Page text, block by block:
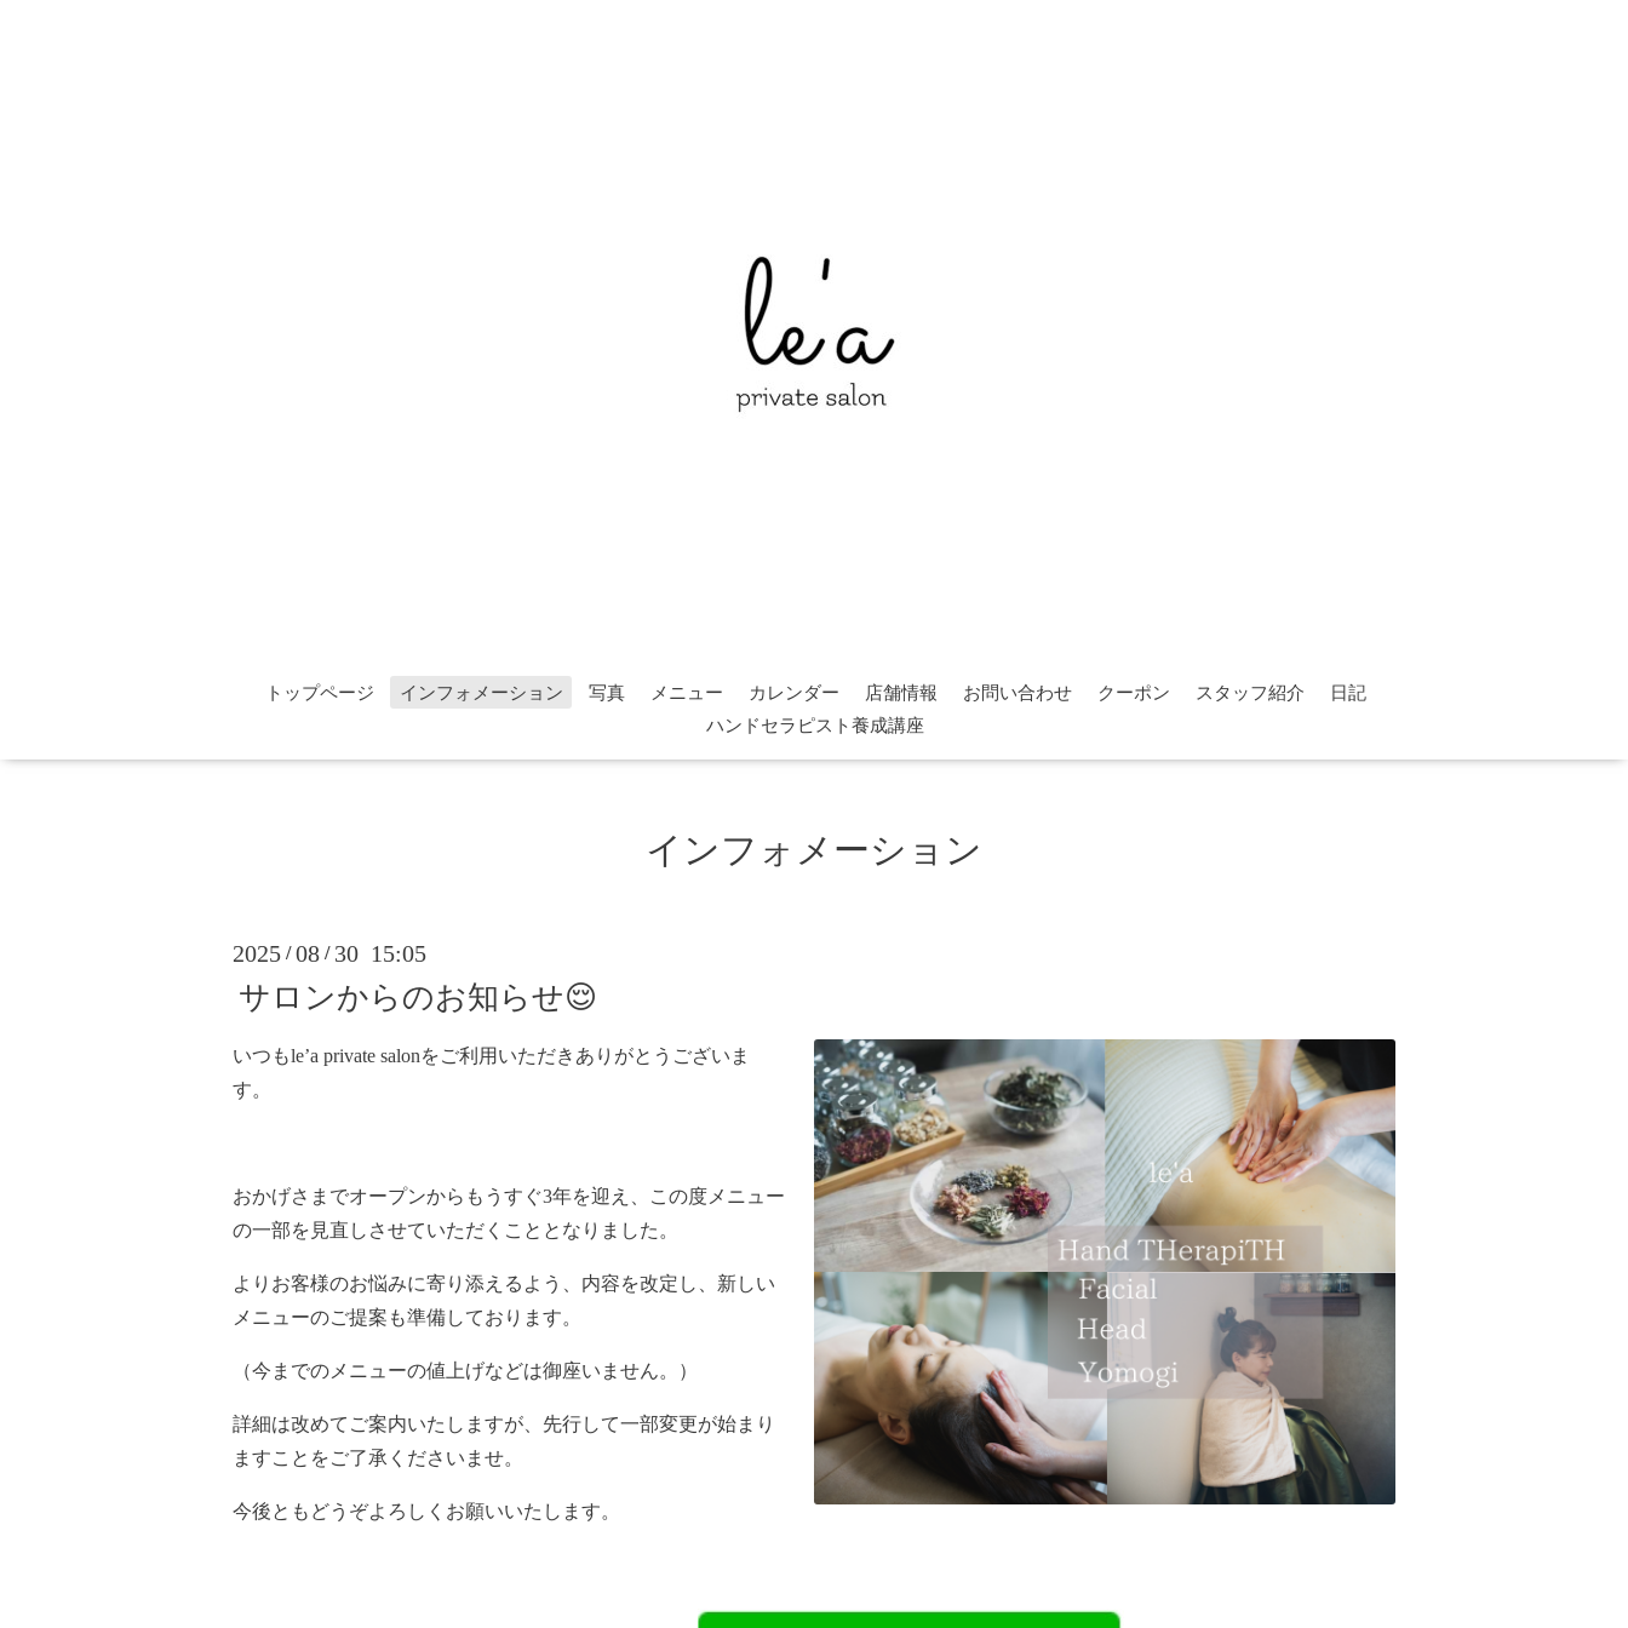
トップページ インフォメーション 写真 メニュー カレンダー 店舗情報 お問い合わせ クーポン スタッフ紹介
日記
ハンドセラピスト養成講座
インフォメーション
2025 /08 / 30 15:05
サロンからのお知らせ😌
いつもle’a private salonをご利用いただきありがとうございま
す。
おかげさまでオープンからもうすぐ3年を迎え、この度メニュー
の一部を見直しさせていただくこととなりました。
よりお客様のお悩みに寄り添えるよう、内容を改定し、新しい
メニューのご提案も準備しております。
（今までのメニューの値上げなどは御座いません。）
詳細は改めてご案内いたしますが、先行して一部変更が始まり
ますことをご了承くださいませ。
今後ともどうぞよろしくお願いいたします。